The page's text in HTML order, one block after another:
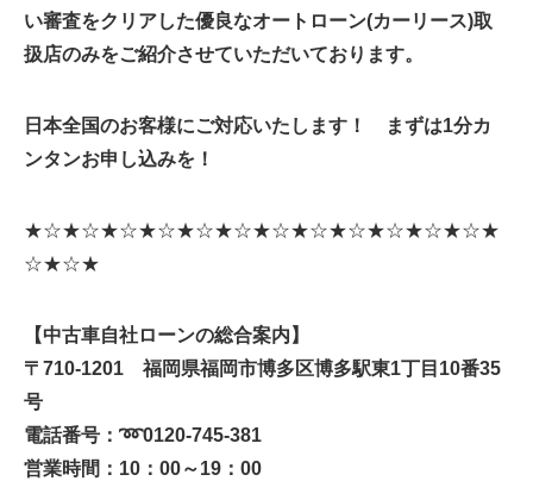
い審査をクリアした優良なオートローン(カーリース)取
扱店のみをご紹介させていただいております。
日本全国のお客様にご対応いたします！ まずは1分カ
ンタンお申し込みを！
★☆★☆★☆★☆★☆★☆★☆★☆★☆★☆★☆★☆★
☆★☆★
【中古車自社ローンの総合案内】
〒710-1201 福岡県福岡市博多区博多駅東1丁目10番35
号
電話番号： ➿0120-745-381
営業時間：10：00～19：00